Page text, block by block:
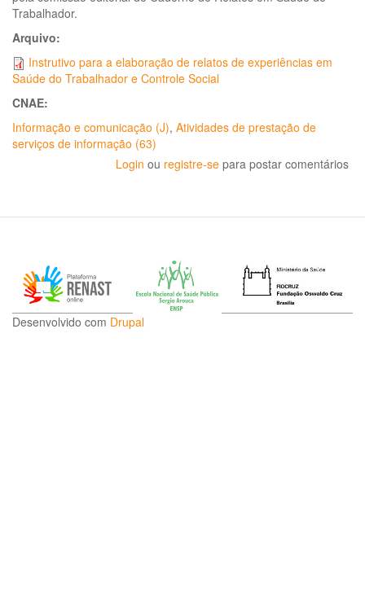
Trabalhador.
Arquivo:
Instrutivo para a elaboração de relatos de experiências em
Saúde do Trabalhador e Controle Social
CNAE:
Informação e comunicação (J), Atividades de prestação de
serviços de informação (63)
Login ou registre-se para postar comentários
Desenvolvido com Drupal